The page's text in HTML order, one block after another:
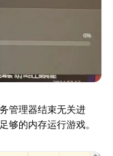
管理器结束无关进
够的内存运行游戏。